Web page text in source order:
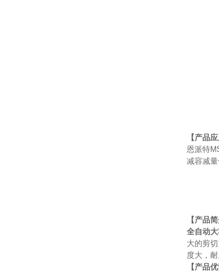
【产品
恩派特
减容减
【产品
全自动
大的剪
度大，
【产品